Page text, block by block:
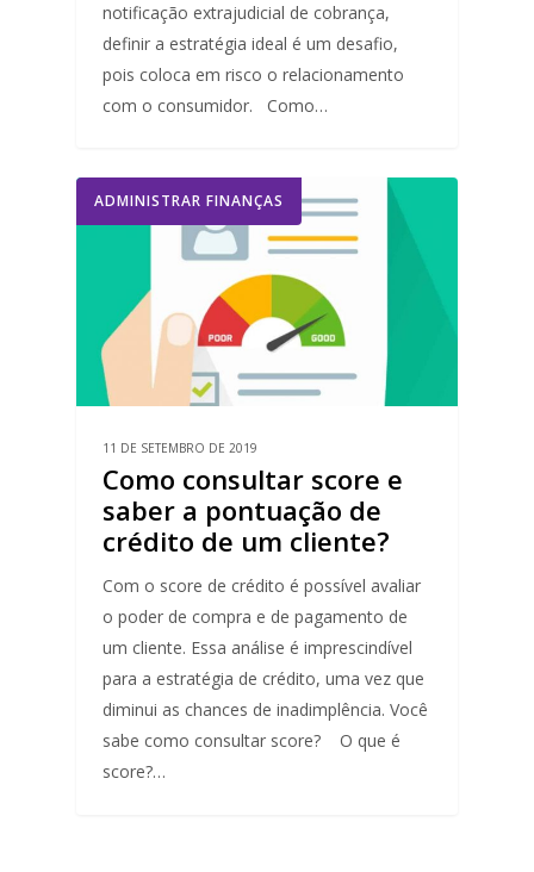
notificação extrajudicial de cobrança,
definir a estratégia ideal é um desafio,
pois coloca em risco o relacionamento
com o consumidor. Como…
ADMINISTRAR FINANÇAS
11 DE SETEMBRO DE 2019
Como consultar score e
saber a pontuação de
crédito de um cliente?
Com o score de crédito é possível avaliar
o poder de compra e de pagamento de
um cliente. Essa análise é imprescindível
para a estratégia de crédito, uma vez que
diminui as chances de inadimplência. Você
sabe como consultar score? O que é
score?…